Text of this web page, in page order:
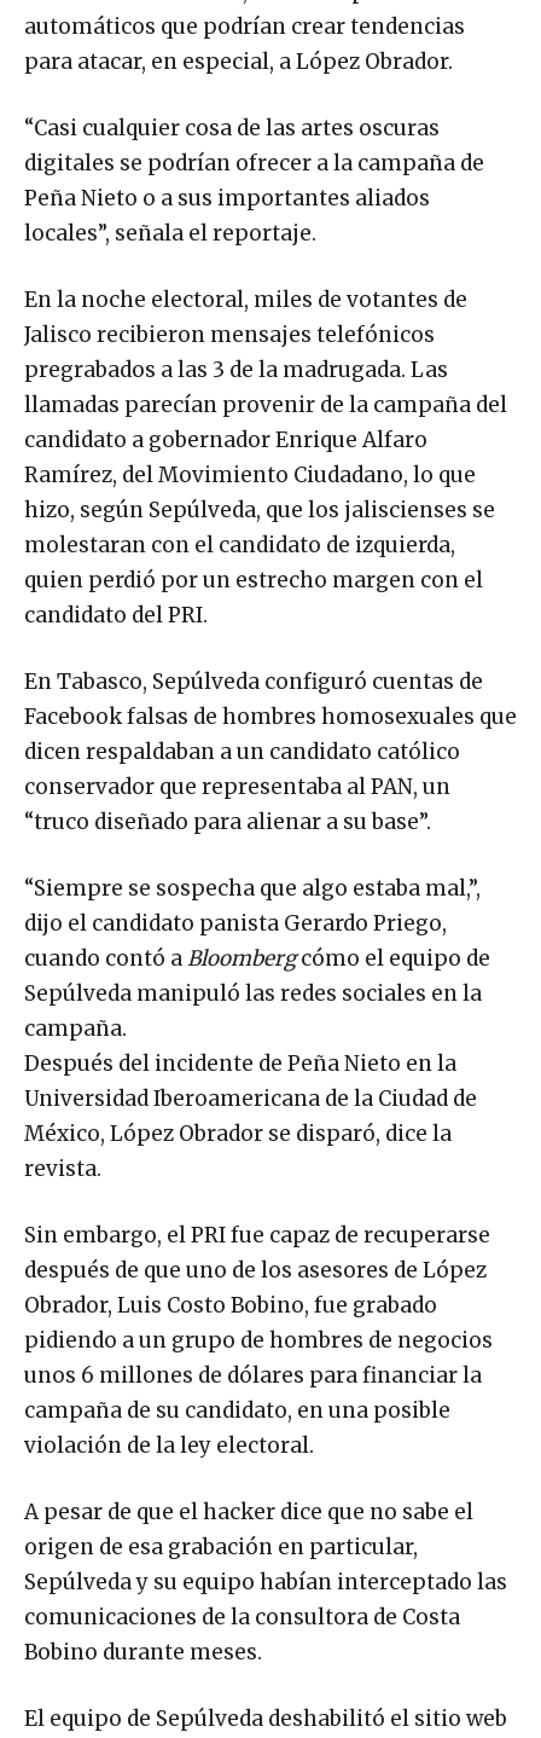
automáticos que podrían crear tendencias
para atacar, en especial, a López Obrador.
“Casi cualquier cosa de las artes oscuras
digitales se podrían ofrecer a la campaña de
Peña Nieto o a sus importantes aliados
locales”, señala el reportaje.
En la noche electoral, miles de votantes de
Jalisco recibieron mensajes telefónicos
pregrabados a las 3 de la madrugada. Las
llamadas parecían provenir de la campaña del
candidato a gobernador Enrique Alfaro
Ramírez, del Movimiento Ciudadano, lo que
hizo, según Sepúlveda, que los jaliscienses se
molestaran con el candidato de izquierda,
quien perdió por un estrecho margen con el
candidato del PRI.
En Tabasco, Sepúlveda configuró cuentas de
Facebook falsas de hombres homosexuales que
dicen respaldaban a un candidato católico
conservador que representaba al PAN, un
“truco diseñado para alienar a su base”.
“Siempre se sospecha que algo estaba mal,”,
dijo el candidato panista Gerardo Priego,
cuando contó aBloombergcómo el equipo de
Sepúlveda manipuló las redes sociales en la
campaña.
Después del incidente de Peña Nieto en la
Universidad Iberoamericana de la Ciudad de
México, López Obrador se disparó, dice la
revista.
Sin embargo, el PRI fue capaz de recuperarse
después de que uno de los asesores de López
Obrador, Luis Costo Bobino, fue grabado
pidiendo a un grupo de hombres de negocios
unos 6 millones de dólares para financiar la
campaña de su candidato, en una posible
violación de la ley electoral.
A pesar de que el hacker dice que no sabe el
origen de esa grabación en particular,
Sepúlveda y su equipo habían interceptado las
comunicaciones de la consultora de Costa
Bobino durante meses.
El equipo de Sepúlveda deshabilitó el sitio web